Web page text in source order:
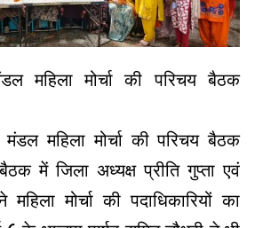
महिला मोर्चा की परिचय बैठक
महिला मोर्चा की परिचय बैठक
में जिला अध्यक्ष प्रीति गुप्ता एवं
महिला मोर्चा की पदाधिकारियों का